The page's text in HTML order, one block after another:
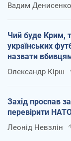
Вадим Денисенко
Чий буде Крим,
українських
назвати
Олександр Кірш
Захід проспав
перевірити
Леонід Невзлін